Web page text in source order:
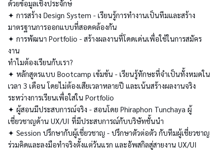
ด้วยข้อมูลเชิงประจักษ์
✦ การสร้าง Design System - เรียนรู้การทำงานเป็นทีมและสร้าง
มาตรฐานการออกแบบที่สอดคล้องกัน
✦ การพัฒนา Portfolio - สร้างผลงานที่โดดเด่นเพื่อใช้ในการสมัคร
งาน
ทำไมต้องเรียนกับเรา?
✦ หลักสูตรแบบ Bootcamp เข้มข้น - เรียนรู้ทักษะที่จำเป็นทั้งหมดใน
เวลา 3 เดือน โดยไม่ต้องเสียเวลาหลายปี และเน้นสร้างผลงานจริง
ระหว่างการเรียนเพื่อใส่ใน Portfolio
✦ ผู้สอนมีประสบการณ์จริง - สอนโดย Phiraphon Tunchaya ผู้
เชี่ยวชาญด้าน UX/UI ที่มีประสบการณ์กับบริษัทชั้นนำ
✦ Session ปรึกษากับผู้เชี่ยวชาญ - ปรึกษาตัวต่อตัว กับทีมผู้เชี่ยวชาญ
ร่วมคิดและลงมือทำจริงตั้งแต่วันแรก และอัพสกิลสู่สายงาน UX/UI